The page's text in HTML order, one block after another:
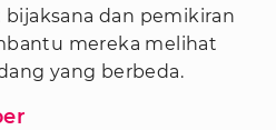
dan pemikiran
mereka melihat
yang berbeda.